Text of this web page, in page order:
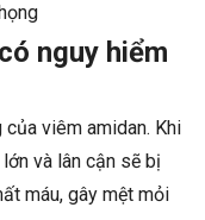
nguy hiểm
viêm amidan. Khi
và lân cận sẽ bị
máu, gây mệt mỏi